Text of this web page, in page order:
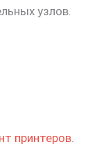
узлов.
принтеров.